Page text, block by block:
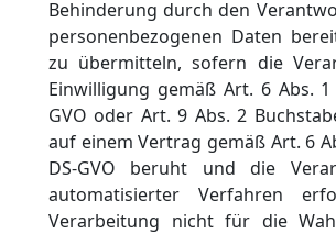
Behinderung durch den
personenbezogenen Daten
zu übermitteln, sofern die
Einwilligung gemäß Art. 6 Abs.
GVO oder Art. 9 Abs. 2
auf einem Vertrag gemäß Art. 6
DS-GVO beruht und die
automatisierter Verfahren
Verarbeitung nicht für die